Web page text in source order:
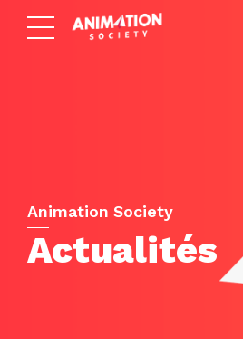
Animation Society
Actualités